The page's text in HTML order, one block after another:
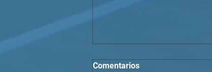
Comentarios